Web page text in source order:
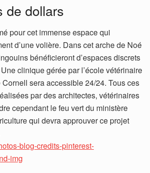
de dollars
pour cet immense espace qui
d’une volière. Dans cet arche de Noé
bénéficieront d’espaces discrets
clinique gérée par l’école vétérinaire
Cornell sera accessible 24/24. Tous ces
par des architectes, vétérinaires
cependant le feu vert du ministère
qui devra approuver ce projet